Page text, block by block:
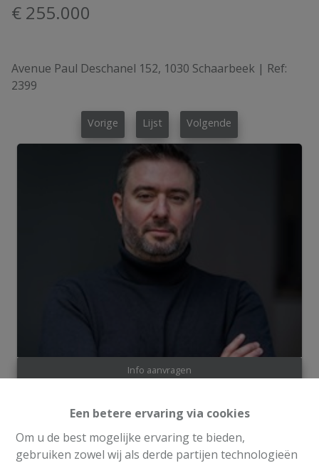
Een betere ervaring via cookies
Om u de best mogelijke ervaring te bieden,
gebruiken zowel wij als derde partijen technologieën
€ 255.000
Avenue Paul Deschanel 152, 1030 Schaarbeek | Ref:
2399
Vorige Lijst Volgende
Info aanvragen
2 1 90 m² 1